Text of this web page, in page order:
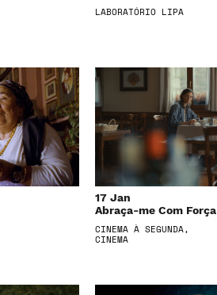
LABORATÓRIO LIPA
17 Jan
Abraça-me Com Força
CINEMA À SEGUNDA,
CINEMA